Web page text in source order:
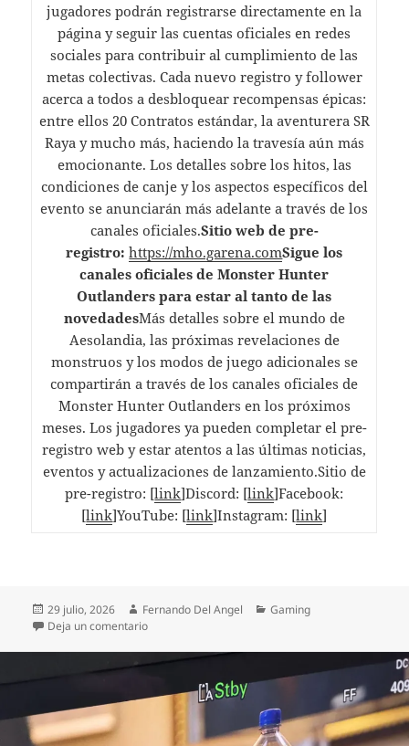
jugadores podrán registrarse directamente en la
página y seguir las cuentas oficiales en redes
sociales para contribuir al cumplimiento de las
metas colectivas. Cada nuevo registro y follower
acerca a todos a desbloquear recompensas épicas:
entre ellos 20 Contratos estándar, la aventurera SR
Raya y mucho más, haciendo la travesía aún más
emocionante. Los detalles sobre los hitos, las
condiciones de canje y los aspectos específicos del
evento se anunciarán más adelante a través de los
canales oficiales.Sitio web de pre-
registro: https://mho.garena.comSigue los
canales oficiales de Monster Hunter
Outlanders para estar al tanto de las
novedadesMás detalles sobre el mundo de
Aesolandia, las próximas revelaciones de
monstruos y los modos de juego adicionales se
compartirán a través de los canales oficiales de
Monster Hunter Outlanders en los próximos
meses. Los jugadores ya pueden completar el pre-
registro web y estar atentos a las últimas noticias,
eventos y actualizaciones de lanzamiento.Sitio de
pre-registro: [link]Discord: [link]Facebook:
[link]YouTube: [link]Instagram: [link]
Publicado
el
29 julio, 2026 Autor
Fernando Del Angel Categorías
Gaming
Deja un comentarioen Garena anuncia oficialmente el lanzamiento